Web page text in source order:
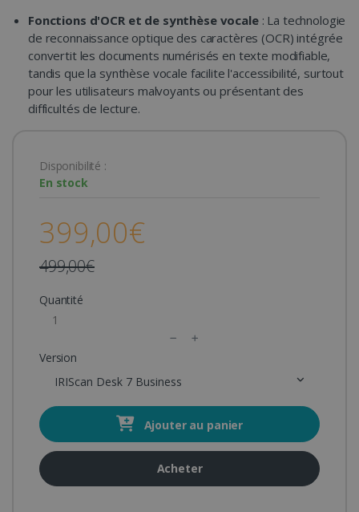
Fonctions d'OCR et de synthèse vocale: La technologie
de reconnaissance optique des caractères (OCR) intégrée
convertit les documents numérisés en texte modifiable,
tandis que la synthèse vocale facilite l'accessibilité, surtout
pour les utilisateurs malvoyants ou présentant des
difficultés de lecture.
Disponibilité :
En stock
399,00€
499,00€
Quantité
Version
IRIScan Desk 7 Business
Ajouter au panier
Acheter